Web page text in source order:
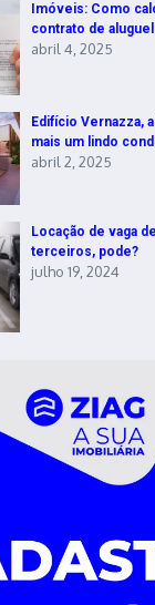
Imóveis: Como
contrato de aluguel
abril 4, 2025
Edifício Vernazza,
mais um lindo
abril 2, 2025
Locação de vaga
terceiros, pode?
julho 19, 2024